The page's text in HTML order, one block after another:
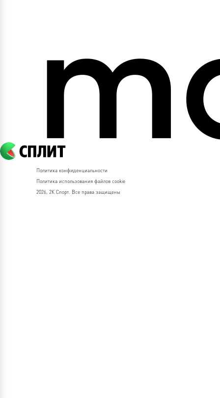
Политика конфиденциальности
Политика использования файлов cookie
2026, 2К Спорт. Все права защищены